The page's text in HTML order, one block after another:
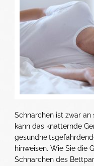
Schnarchen ist zwar an
kann das knatternde
hinweisen. Wie Sie die
Schnarchen des